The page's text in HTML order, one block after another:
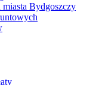
Bydgoszczy